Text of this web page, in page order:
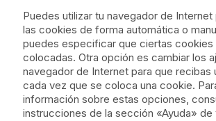
Puedes utilizar tu navegador de Internet
las cookies de forma automática o
puedes especificar que ciertas cookies
colocadas. Otra opción es cambiar los
navegador de Internet para que recibas
cada vez que se coloca una cookie.
información sobre estas opciones,
instrucciones de la sección «Ayuda» de